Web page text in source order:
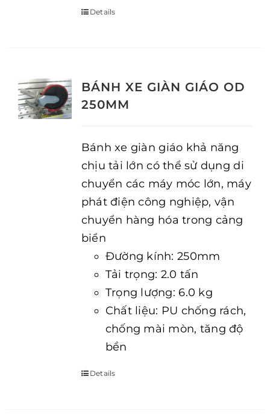
Details
BÁNH XE GIÀN GIÁO OD
250MM
Bánh xe giàn giáo khả năng
chịu tải lớn có thể sử dụng di
chuyển các máy móc lớn, máy
phát điện công nghiệp, vận
chuyển hàng hóa trong cảng
biển
Đường kính: 250mm
Tải trọng: 2.0 tấn
Trọng lượng: 6.0 kg
Chất liệu: PU chống rách,
chống mài mòn, tăng độ
bền
Details